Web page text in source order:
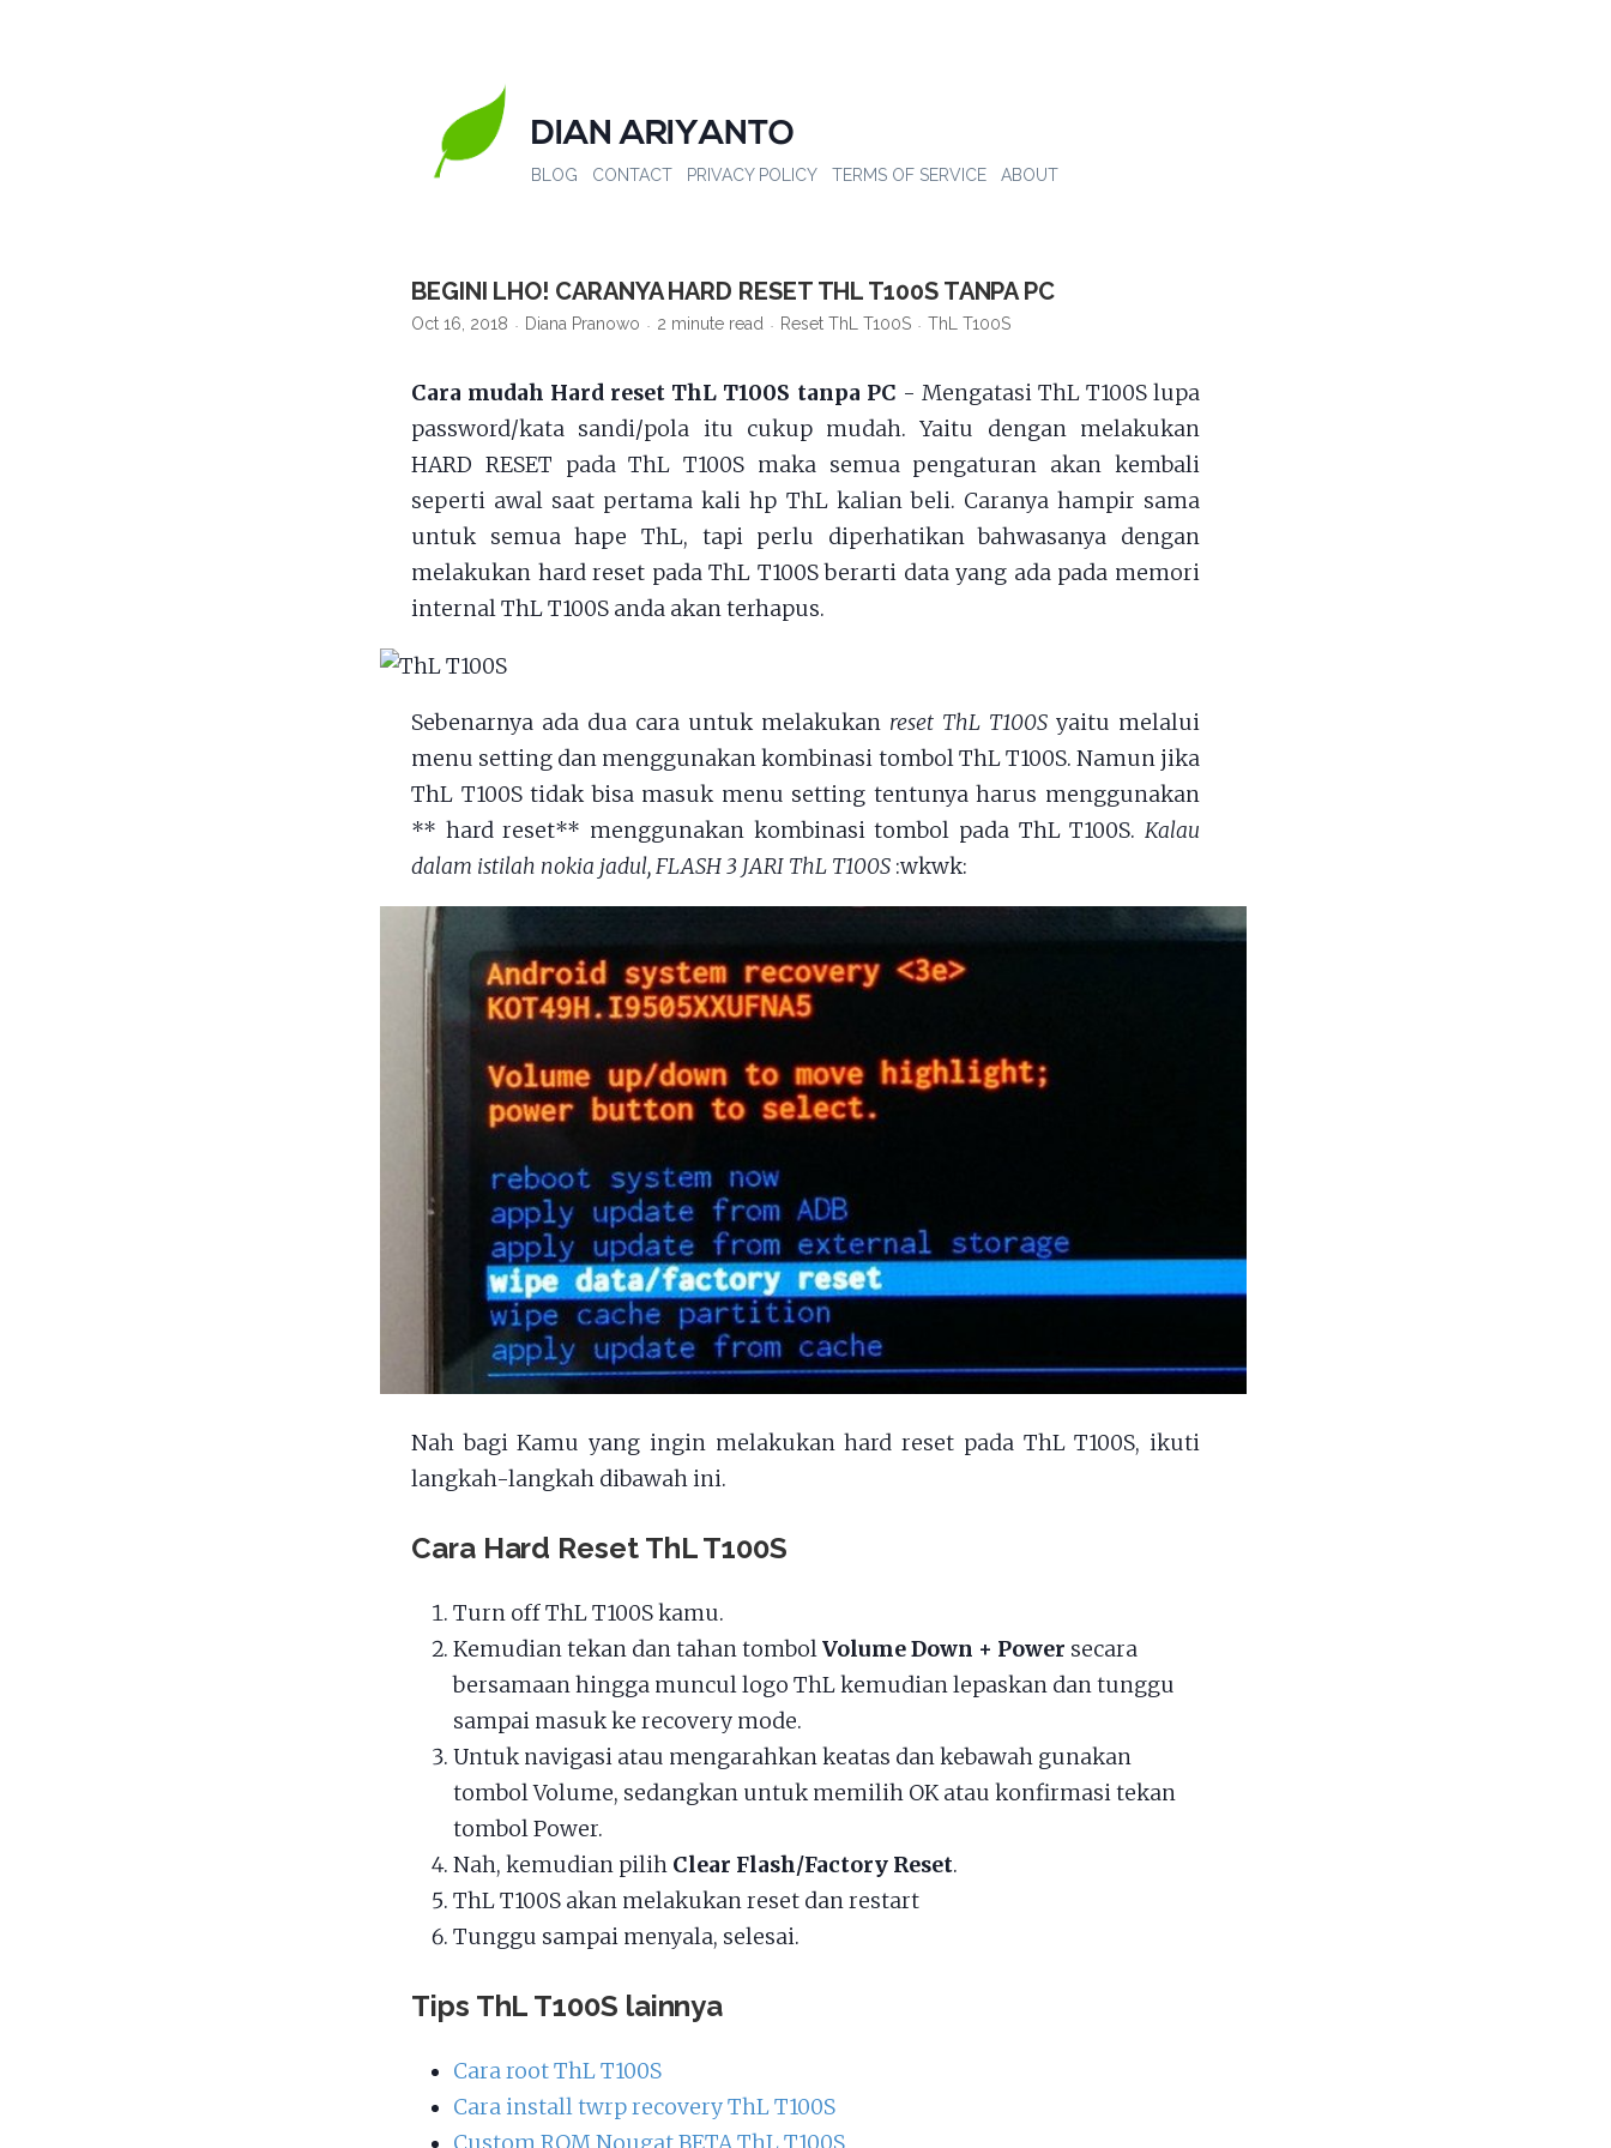
DIAN ARIYANTO
BLOG CONTACT PRIVACY POLICY TERMS OF SERVICE ABOUT
BEGINI LHO! CARANYA HARD RESET THL T100S TANPA PC
Oct 16, 2018 Diana Pranowo 2 minute read Reset ThL T100S ThL T100S
Cara mudah Hard reset ThL T100S tanpa PC - Mengatasi ThL T100S lupa
password/kata sandi/pola itu cukup mudah. Yaitu dengan melakukan
HARD RESET pada ThL T100S maka semua pengaturan akan kembali
seperti awal saat pertama kali hp ThL kalian beli. Caranya hampir sama
untuk semua hape ThL, tapi perlu diperhatikan bahwasanya dengan
melakukan hard reset pada ThL T100S berarti data yang ada pada memori
internal ThL T100S anda akan terhapus.
Sebenarnya ada dua cara untuk melakukan reset ThL T100S yaitu melalui
menu setting dan menggunakan kombinasi tombol ThL T100S. Namun jika
ThL T100S tidak bisa masuk menu setting tentunya harus menggunakan
** hard reset** menggunakan kombinasi tombol pada ThL T100S. Kalau
dalam istilah nokia jadul, FLASH 3 JARI ThL T100S :wkwk:
Nah bagi Kamu yang ingin melakukan hard reset pada ThL T100S, ikuti
langkah-langkah dibawah ini.
Cara Hard Reset ThL T100S
Turn off ThL T100S kamu.
Kemudian tekan dan tahan tombolVolume Down + Power secara
bersamaan hingga muncul logo ThL kemudian lepaskan dan tunggu
sampai masuk ke recovery mode.
Untuk navigasi atau mengarahkan keatas dan kebawah gunakan
tombol Volume, sedangkan untuk memilih OK atau konfirmasi tekan
tombol Power.
Nah, kemudian pilih Clear Flash/Factory Reset.
ThL T100S akan melakukan reset dan restart
Tunggu sampai menyala, selesai.
Tips ThL T100S lainnya
Cara root ThL T100S
Cara install twrp recovery ThL T100S